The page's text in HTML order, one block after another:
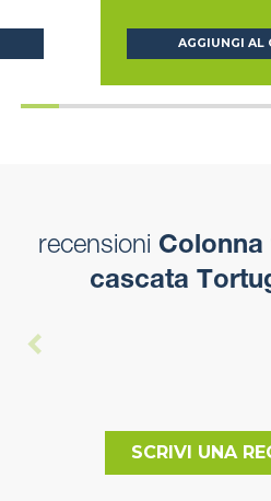
AGGIUNGI AL
recensioni
cascata
SCRIVI UNA